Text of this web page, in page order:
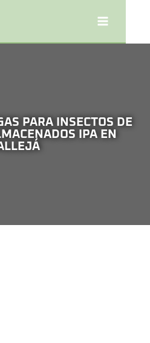
PARA INSECTOS DE
IPA EN